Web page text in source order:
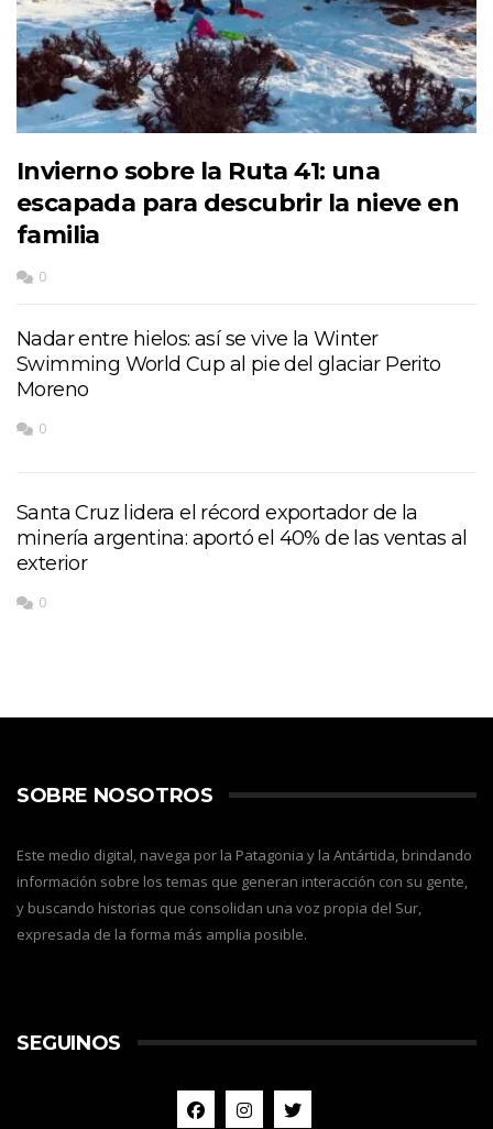
Invierno sobre la Ruta 41: una
escapada para descubrir la nieve en
familia
0
Nadar entre hielos: así se vive la Winter
Swimming World Cup al pie del glaciar Perito
Moreno
0
Santa Cruz lidera el récord exportador de la
minería argentina: aportó el 40% de las ventas al
exterior
0
SOBRE NOSOTROS
Este medio digital, navega por la Patagonia y la Antártida, brindando
información sobre los temas que generan interacción con su gente,
y buscando historias que consolidan una voz propia del Sur,
expresada de la forma más amplia posible.
SEGUINOS